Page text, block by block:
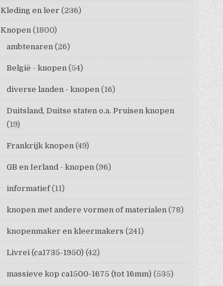
Kleding en leer (236)
Knopen (1800)
ambtenaren (26)
België - knopen (54)
diverse landen - knopen (16)
Duitsland, Duitse staten o.a. Pruisen knopen
(19)
Frankrijk knopen (49)
GB en Ierland - knopen (96)
informatief (11)
knopen met andere vormen of materialen (78)
knopenmaker en kleermakers (241)
Livrei (ca1735-1950) (42)
massieve kop ca1500-1675 (tot 16mm) (535)